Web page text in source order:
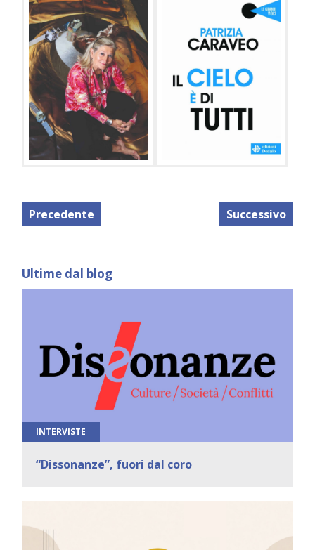
Precedente Successivo
Ultime dal blog
INTERVISTE
“Dissonanze”, fuori dal coro